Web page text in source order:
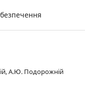
А.Ю. Подорожній